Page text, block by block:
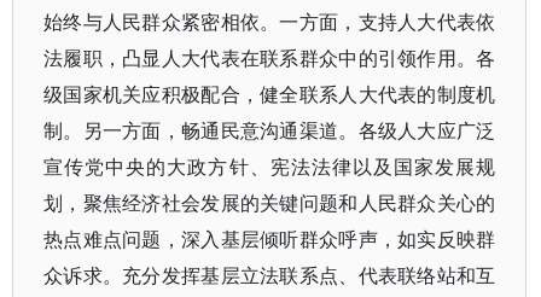
始终与人民群众紧密相依。一方面，支持人大代表依
法履职，凸显人大代表在联系群众中的引领作用。各
级国家机关应积极配合，健全联系人大代表的制度机
制。另一方面，畅通民意沟通渠道。各级人大应广泛
宣传党中央的大政方针、宪法法律以及国家发展规
划，聚焦经济社会发展的关键问题和人民群众关心的
热点难点问题，深入基层倾听群众呼声，如实反映群
众诉求。充分发挥基层立法联系点、代表联络站和互